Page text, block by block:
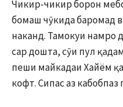
Чикир-чикир борон
бомаш чӯкида баромад
наканд. Тамокуи намро
сар дошта, сӯи пул
пеши майкадаи Хайём
кофт. Сипас аз кабобпаз